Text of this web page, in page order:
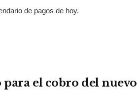
de pagos de hoy.
el cobro del nuevo